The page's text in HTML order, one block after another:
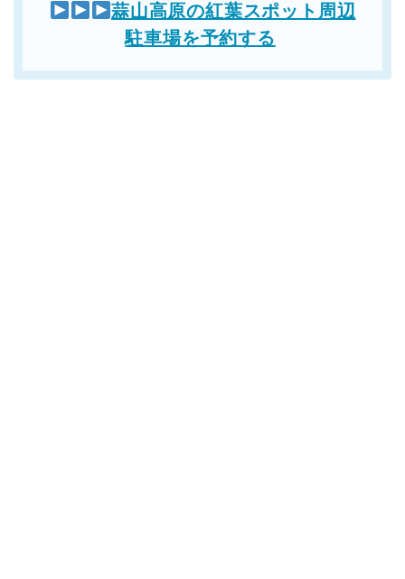
蒜山高原の紅葉スポット周辺
駐車場を予約する